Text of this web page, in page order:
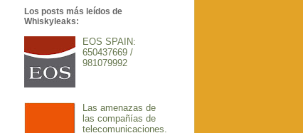
Los posts más leídos de
Whiskyleaks:
EOS SPAIN:
650437669 /
981079992
Las amenazas de
las compañías de
telecomunicaciones.